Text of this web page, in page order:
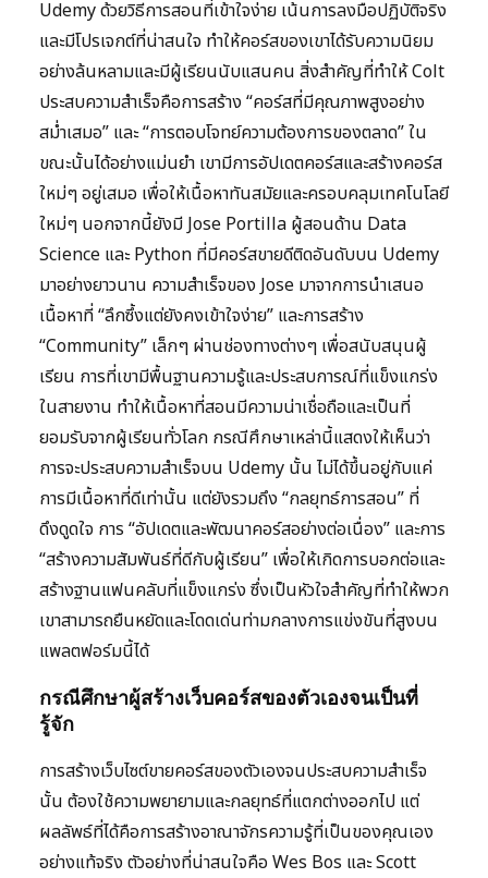
Udemy ด้วยวิธีการสอนที่เข้าใจง่าย เน้นการลงมือปฏิบัติจริง
และมีโปรเจกต์ที่น่าสนใจ ทำให้คอร์สของเขาได้รับความนิยม
อย่างล้นหลามและมีผู้เรียนนับแสนคน สิ่งสำคัญที่ทำให้ Colt
ประสบความสำเร็จคือการสร้าง “คอร์สที่มีคุณภาพสูงอย่าง
สม่ำเสมอ” และ “การตอบโจทย์ความต้องการของตลาด” ใน
ขณะนั้นได้อย่างแม่นยำ เขามีการอัปเดตคอร์สและสร้างคอร์ส
ใหม่ๆ อยู่เสมอ เพื่อให้เนื้อหาทันสมัยและครอบคลุมเทคโนโลยี
ใหม่ๆ นอกจากนี้ยังมี Jose Portilla ผู้สอนด้าน Data
Science และ Python ที่มีคอร์สขายดีติดอันดับบน Udemy
มาอย่างยาวนาน ความสำเร็จของ Jose มาจากการนำเสนอ
เนื้อหาที่ “ลึกซึ้งแต่ยังคงเข้าใจง่าย” และการสร้าง
“Community” เล็กๆ ผ่านช่องทางต่างๆ เพื่อสนับสนุนผู้
เรียน การที่เขามีพื้นฐานความรู้และประสบการณ์ที่แข็งแกร่ง
ในสายงาน ทำให้เนื้อหาที่สอนมีความน่าเชื่อถือและเป็นที่
ยอมรับจากผู้เรียนทั่วโลก กรณีศึกษาเหล่านี้แสดงให้เห็นว่า
การจะประสบความสำเร็จบน Udemy นั้น ไม่ได้ขึ้นอยู่กับแค่
การมีเนื้อหาที่ดีเท่านั้น แต่ยังรวมถึง “กลยุทธ์การสอน” ที่
ดึงดูดใจ การ “อัปเดตและพัฒนาคอร์สอย่างต่อเนื่อง” และการ
“สร้างความสัมพันธ์ที่ดีกับผู้เรียน” เพื่อให้เกิดการบอกต่อและ
สร้างฐานแฟนคลับที่แข็งแกร่ง ซึ่งเป็นหัวใจสำคัญที่ทำให้พวก
เขาสามารถยืนหยัดและโดดเด่นท่ามกลางการแข่งขันที่สูงบน
แพลตฟอร์มนี้ได้
กรณีศึกษาผู้สร้างเว็บคอร์สของตัวเองจนเป็นที่
รู้จัก
การสร้างเว็บไซต์ขายคอร์สของตัวเองจนประสบความสำเร็จ
นั้น ต้องใช้ความพยายามและกลยุทธ์ที่แตกต่างออกไป แต่
ผลลัพธ์ที่ได้คือการสร้างอาณาจักรความรู้ที่เป็นของคุณเอง
อย่างแท้จริง ตัวอย่างที่น่าสนใจคือ Wes Bos และ Scott